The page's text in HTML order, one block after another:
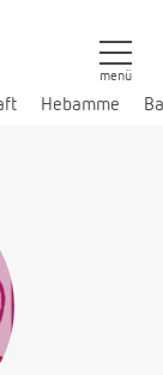
Hebamme
menü